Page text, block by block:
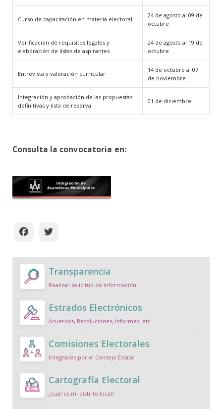
Curso de capacitación en materia electoral
24 de agosto al 09 de
octubre
Verificación de requisitos legales y
elaboración de listas de aspirantes
24 de agosto al 19 de
octubre
Entrevista y valoración curricular
14 de octubre al 07
de noviembre
Integración y aprobación de las propuestas
definitivas y lista de reserva
01 de diciembre
Consulta la convocatoria en:
Transparencia
Realizar solicitud de información
Estrados Electrónicos
Acuerdos, Resoluciones, Informes, etc
Comisiones Electorales
Integradas por el Consejo Estatal
Cartografía Electoral
¿Cuál es mi distrito local?